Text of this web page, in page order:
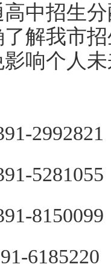
中招生
解我市
响个人
2992821
5281055
8150099
6185220